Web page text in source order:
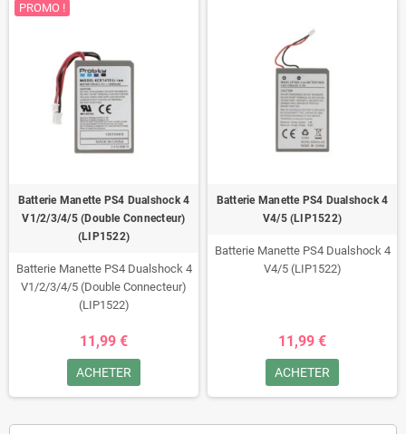
PROMO !
Batterie Manette PS4 Dualshock 4
V1/2/3/4/5 (Double Connecteur)
(LIP1522)
Batterie Manette PS4 Dualshock 4
V1/2/3/4/5 (Double Connecteur)
(LIP1522)
11,99 €
ACHETER
Batterie Manette PS4 Dualshock 4
V4/5 (LIP1522)
Batterie Manette PS4 Dualshock 4
V4/5 (LIP1522)
11,99 €
ACHETER